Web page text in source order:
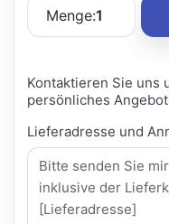
Menge:1
Kontaktieren Sie uns
persönliches
Lieferadresse und